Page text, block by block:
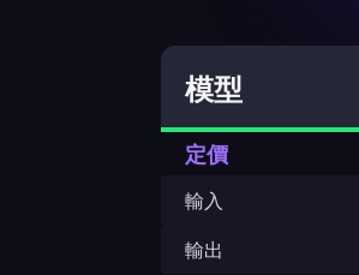
模型
定價
輸入
輸出